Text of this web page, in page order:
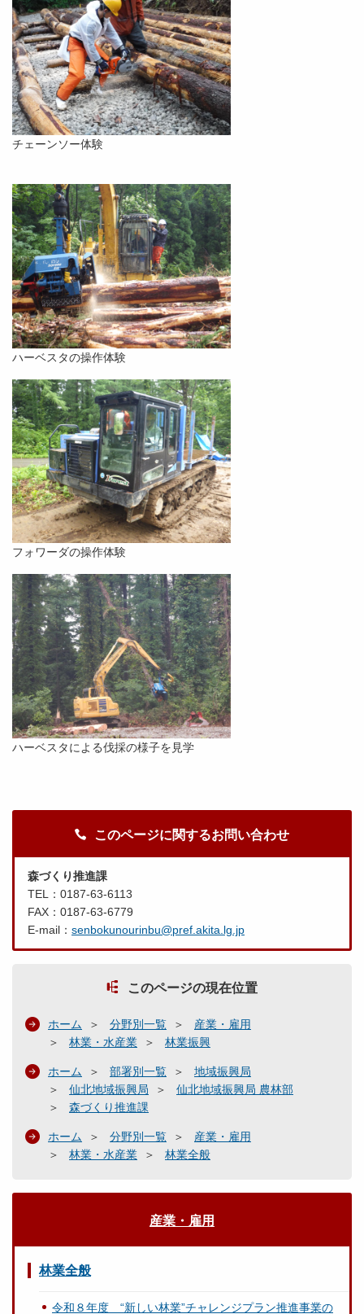
チェーンソー体験
ハーベスタの操作体験
フォワーダの操作体験
ハーベスタによる伐採の様子を見学
このページに関するお問い合わせ
森づくり推進課
TEL：0187-63-6113
FAX：0187-63-6779
E-mail： senbokunourinbu@pref.akita.lg.jp
このページの現在位置
ホーム 分野別一覧
産業・雇用
林業・水産業
林業振興
ホーム 部署別一覧
地域振興局
仙北地域振興局
仙北地域振興局 農林部
森づくり推進課
ホーム 分野別一覧
産業・雇用
林業・水産業
林業全般
産業・雇用
林業全般
令和８年度 “新しい林業”チャレンジプラン推進事業の